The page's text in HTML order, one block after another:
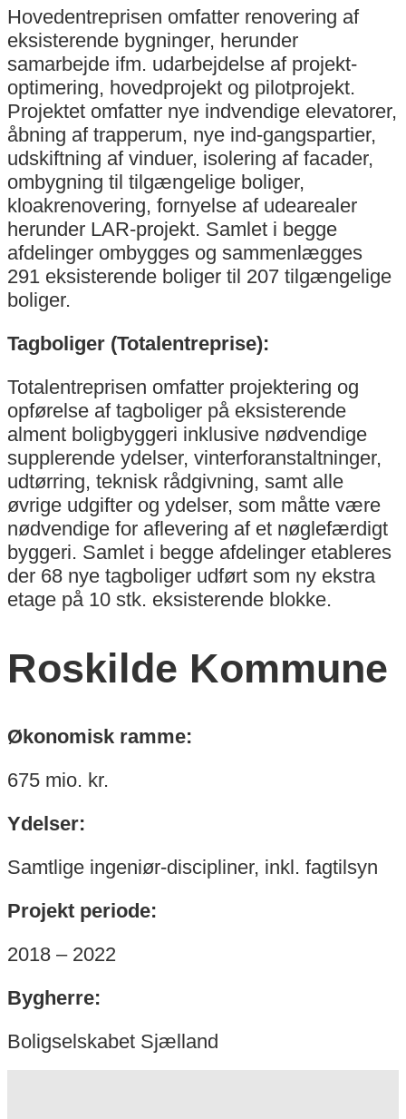
Hovedentreprisen omfatter renovering af
eksisterende bygninger, herunder
samarbejde ifm. udarbejdelse af projekt-
optimering, hovedprojekt og pilotprojekt.
Projektet omfatter nye indvendige elevatorer,
åbning af trapperum, nye ind-gangspartier,
udskiftning af vinduer, isolering af facader,
ombygning til tilgængelige boliger,
kloakrenovering, fornyelse af udearealer
herunder LAR-projekt. Samlet i begge
afdelinger ombygges og sammenlægges
291 eksisterende boliger til 207 tilgængelige
boliger.
Tagboliger (Totalentreprise):
Totalentreprisen omfatter projektering og
opførelse af tagboliger på eksisterende
alment boligbyggeri inklusive nødvendige
supplerende ydelser, vinterforanstaltninger,
udtørring, teknisk rådgivning, samt alle
øvrige udgifter og ydelser, som måtte være
nødvendige for aflevering af et nøglefærdigt
byggeri. Samlet i begge afdelinger etableres
der 68 nye tagboliger udført som ny ekstra
etage på 10 stk. eksisterende blokke.
Roskilde Kommune
Økonomisk ramme:
675 mio. kr.
Ydelser:
Samtlige ingeniør-discipliner, inkl. fagtilsyn
Projekt periode:
2018 – 2022
Bygherre:
Boligselskabet Sjælland